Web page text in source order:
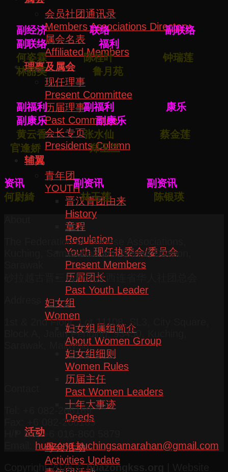
会员社团通讯录
Members Associations Directory
属会名表
Affiliated Members
理事及属会
现任理事
Present Committee
历届理事
Past Committee
会长专页
Presidents Column
辅翼
青年团
YOUTH
晋汉青团由来
History
章程
Regulation
Youth 现任执委会/委员会
Present Members
历届团长
Past Youth Leader
妇女组
Women
妇女组属组简介
About Women Group
妇女组细则
Women Rules
历届主任
Past Women Leaders
十年大事迹
Deeds
活动
母会活动
Activities Update
副经济 联络 副联络
副联络 福利
何姿霖 陈桂叶 钟瑞莲
林丽英 鲁月苑
副福利 副福利 康乐
副康乐 副康乐
黄云香 张水仙 蔡金莲
官逢娇 郑玉兰
资讯 副资讯 副资讯
何尉綺 林玉莲 陈银瑛
The Federation of Chinese Associations,
Kuching, Samarahan and Serian Division,
砂拉越古晋三马拉汉及西连省华人社团总会
1st & 2nd Floor, Lot 11108, SL3, City Square,
Block A, Jalan Pending, 93450, Kuching,
Sarawak, Malaysia.
Tel: +6 082-266169
Fax: +6 082-266189
H/P No: +6 016-860 5879
huazong.kuchingsamarahan@gmail.com
Copyright 2026 ©huazongkss.org